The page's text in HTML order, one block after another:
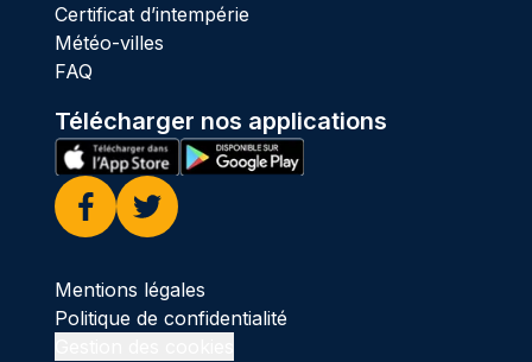
Certificat d’intempérie
Météo-villes
FAQ
Télécharger nos applications
Facebook
Twitter
Mentions légales
Politique de confidentialité